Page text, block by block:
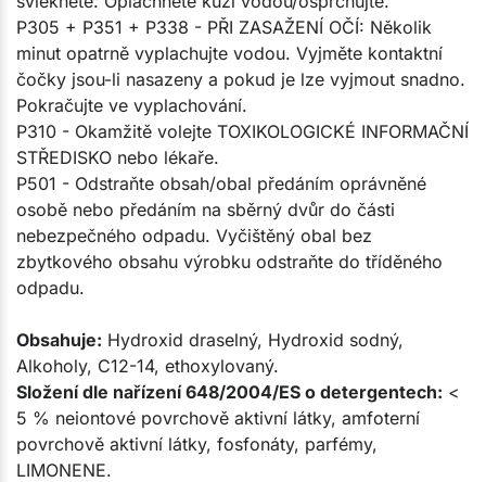
P305 + P351 + P338 - PŘI ZASAŽENÍ OČÍ: Několik
minut opatrně vyplachujte vodou. Vyjměte kontaktní
čočky jsou-li nasazeny a pokud je lze vyjmout snadno.
Pokračujte ve vyplachování.
P310 - Okamžitě volejte TOXIKOLOGICKÉ INFORMAČNÍ
STŘEDISKO nebo lékaře.
P501 - Odstraňte obsah/obal předáním oprávněné
osobě nebo předáním na sběrný dvůr do části
nebezpečného odpadu. Vyčištěný obal bez
zbytkového obsahu výrobku odstraňte do tříděného
odpadu.
Obsahuje: Hydroxid draselný, Hydroxid sodný,
Alkoholy, C12-14, ethoxylovaný.
Složení dle nařízení 648/2004/ES o detergentech: <
5 % neiontové povrchově aktivní látky, amfoterní
povrchově aktivní látky, fosfonáty, parfémy,
LIMONENE.